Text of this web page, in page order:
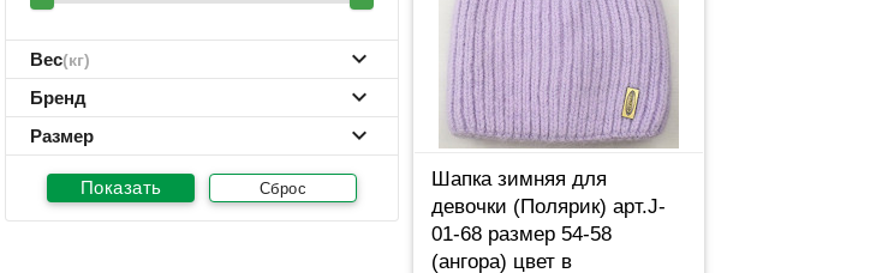
Вес(кг)
Бренд
Размер
Сброс
Шапка зимняя для
девочки (Полярик) арт.J-
01-68 размер 54-58
(ангора) цвет в